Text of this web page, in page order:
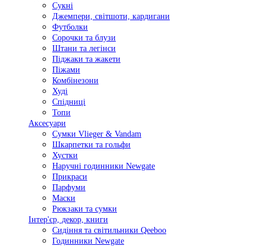
Сукні
Джемпери, світшоти, кардигани
Футболки
Сорочки та блузи
Штани та легінси
Піджаки та жакети
Піжами
Комбінезони
Худі
Спідниці
Топи
Аксесуари
Сумки Vlieger & Vandam
Шкарпетки та гольфи
Хустки
Наручні годинники Newgate
Прикраси
Парфуми
Маски
Рюкзаки та сумки
Інтер'єр, декор, книги
Сидіння та світильники Qeeboo
Годинники Newgate